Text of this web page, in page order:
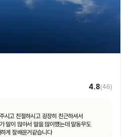
4.8(46)
시고 친절하시고 굉장히 친근하셔서
말이 많아서 말을 많이헀는데 말동무도
게 잘배운거같습니다